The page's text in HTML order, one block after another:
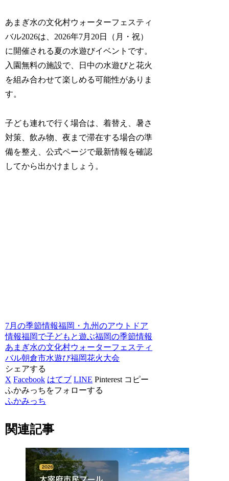
あまぎ水の文化村ウォーターフェスティ
バル2026は、2026年7月20日（月・祝）
に開催される夏の水遊びイベントです。
入園無料の施設で、日中の水遊びと花火
を組み合わせて楽しめる可能性がありま
す。
子ども連れで行く場合は、着替え、暑さ
対策、飲み物、夜まで滞在する場合の準
備を整え、公式ページで最新情報を確認
してから出かけましょう。
7月の季節情報福岡・九州のアウトドア
情報福岡で子どもと遊ぶ福岡の季節情報
あまぎ水の文化村ウォーターフェスティ
バル朝倉市水遊び福岡花火大会
シェアする
X Facebook はてブ LINE Pinterest コピー
ふかみっちをフォローする
ふかみっち
関連記事